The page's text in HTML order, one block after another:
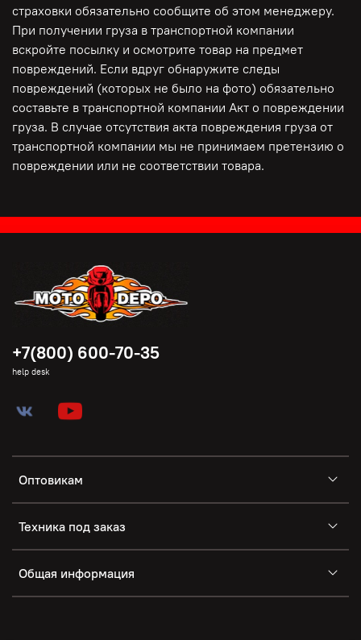
страховки обязательно сообщите об этом менеджеру.
При получении груза в транспортной компании
вскройте посылку и осмотрите товар на предмет
повреждений. Если вдруг обнаружите следы
повреждений (которых не было на фото) обязательно
составьте в транспортной компании Акт о повреждении
груза. В случае отсутствия акта повреждения груза от
транспортной компании мы не принимаем претензию о
повреждении или не соответствии товара.
Оптовикам
Техника под заказ
Общая информация
+7(800) 600-70-35
help desk